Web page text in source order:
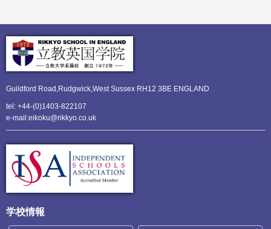
Guildford Road,Rudgwick,West Sussex RH12 3BE ENGLAND
tel: +44-(0)1403-822107
e-mail:eikoku@rikkyo.co.uk
学校情報